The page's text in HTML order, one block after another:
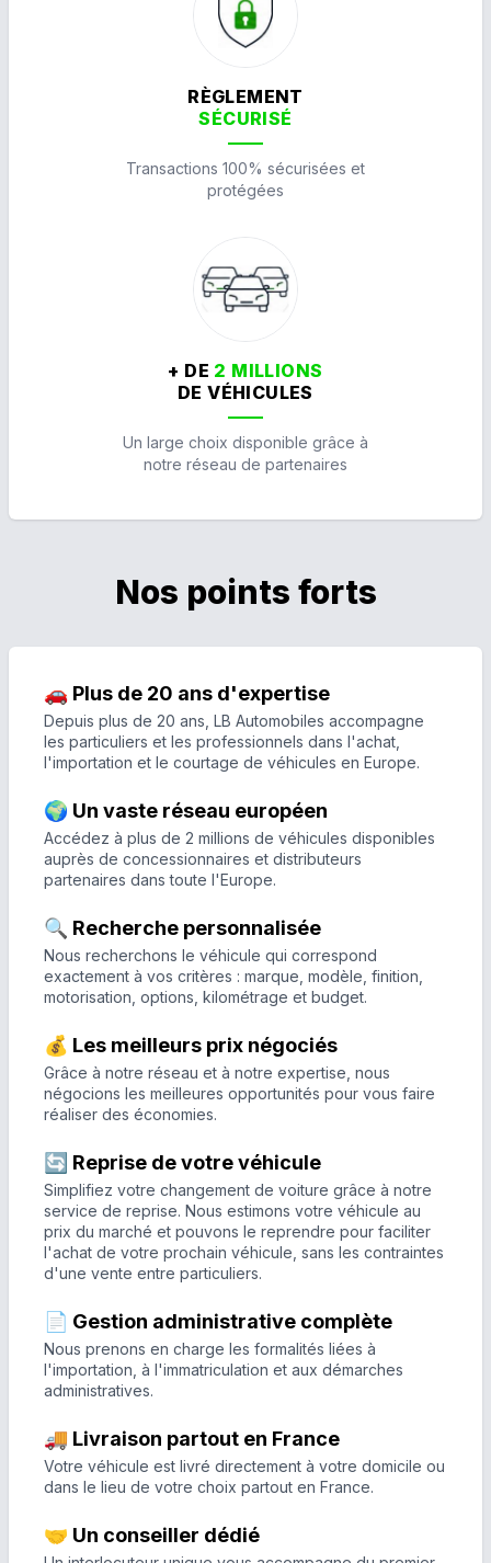
RÈGLEMENT
SÉCURISÉ
Transactions 100% sécurisées et
protégées
+ DE 2 MILLIONS
DE VÉHICULES
Un large choix disponible grâce à
notre réseau de partenaires
Nos points forts
🚗 Plus de 20 ans d'expertise
Depuis plus de 20 ans, LB Automobiles accompagne
les particuliers et les professionnels dans l'achat,
l'importation et le courtage de véhicules en Europe.
🌍 Un vaste réseau européen
Accédez à plus de 2 millions de véhicules disponibles
auprès de concessionnaires et distributeurs
partenaires dans toute l'Europe.
🔍 Recherche personnalisée
Nous recherchons le véhicule qui correspond
exactement à vos critères : marque, modèle, finition,
motorisation, options, kilométrage et budget.
💰 Les meilleurs prix négociés
Grâce à notre réseau et à notre expertise, nous
négocions les meilleures opportunités pour vous faire
réaliser des économies.
🔄 Reprise de votre véhicule
Simplifiez votre changement de voiture grâce à notre
service de reprise. Nous estimons votre véhicule au
prix du marché et pouvons le reprendre pour faciliter
l'achat de votre prochain véhicule, sans les contraintes
d'une vente entre particuliers.
📄 Gestion administrative complète
Nous prenons en charge les formalités liées à
l'importation, à l'immatriculation et aux démarches
administratives.
🚚 Livraison partout en France
Votre véhicule est livré directement à votre domicile ou
dans le lieu de votre choix partout en France.
🤝 Un conseiller dédié